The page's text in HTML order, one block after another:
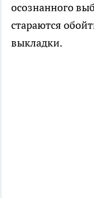
осознанного
стараются
выкладки.